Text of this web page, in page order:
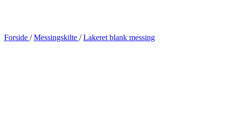
Forside / Messingskilte / Lakeret blank messing